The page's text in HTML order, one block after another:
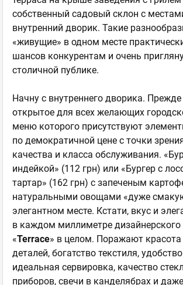
собственный садовый склон с
внутренний дворик. Такие
«живущие» в одном месте
шансов конкурентам и очень
столичной публике.
Начну с внутреннего дворика. Прежде
открытое для всех желающих
меню которого присутствуют
по демократичной цене с точки
качества и класса обслуживания.
индейкой» (112 грн) или «Бургер с
тартар» (162 грн) с запеченым
натуральными овощами «дуже
элегантном месте. Кстати, вкус и
в каждом миллиметре
«Terrace» в целом. Поражают
деталей, богатство текстиля,
идеальная сервировка, качество
приборов, свечи в канделябрах и